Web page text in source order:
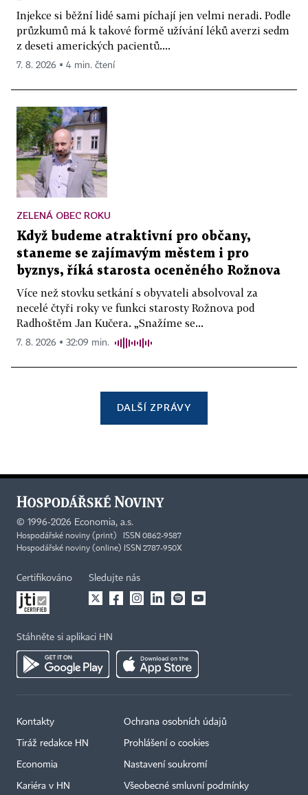
Injekce si běžní lidé sami píchají jen velmi neradi. Podle
průzkumů má k takové formě užívání léků averzi sedm
z deseti amerických pacientů....
7. 8. 2026 ▪ 4 min. čtení
ZELENÁ OBEC ROKU
Když budeme atraktivní pro občany,
staneme se zajímavým městem i pro
byznys, říká starosta oceněného Rožnova
Více než stovku setkání s obyvateli absolvoval za
necelé čtyři roky ve funkci starosty Rožnova pod
Radhoštěm Jan Kučera. „Snažíme se...
7. 8. 2026 ▪ 32:09 min.
DALŠÍ ZPRÁVY
© 1996-2026 Economia, a.s.
Hospodářské noviny (print) ISSN 0862-9587
Hospodářské noviny (online) ISSN 2787-950X
Certifikováno Sledujte nás
Stáhněte si aplikaci HN
Kontakty
Tiráž redakce HN
Economia
Kariéra v HN
Ochrana osobních údajů
Prohlášení o cookies
Nastavení soukromí
Všeobecné smluvní podmínky